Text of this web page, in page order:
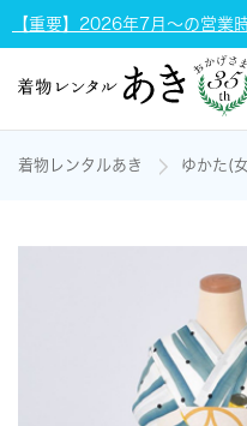
【重要】2026年7月～の営業
着物レンタルあき ゆかた(